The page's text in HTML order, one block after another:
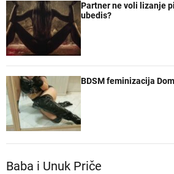
Partner ne voli lizanje
ubedis?
BDSM feminizacija
Baba i Unuk Priče